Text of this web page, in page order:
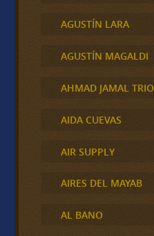
AGUSTÍN LARA
AGUSTÍN MAGALDI
AHMAD JAMAL TRIO
AIDA CUEVAS
AIR SUPPLY
AIRES DEL MAYAB
AL BANO